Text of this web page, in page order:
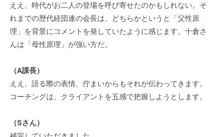
ええ、時代がお二人の登場を呼び寄せたのかもしれない。そ
れまでの歴代経団連の会長は、どちらかというと「父性原
理」を背景にコメントを発していたように感じます。十倉さ
んは「母性原理」が強い方だ。
（A課長）
ええ、語る際の表情、佇まいからもそれが伝わってきます。
コーチングは、クライアントを五感で把握しようとします。
（Sさん）